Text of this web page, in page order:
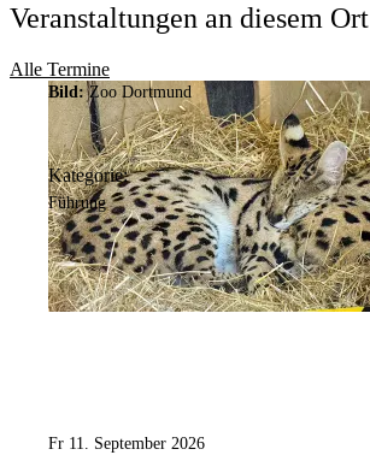
Veranstaltungen an diesem Ort
Alle Termine
Bild: Zoo Dortmund
Kategorie:
Führung
Fr 11. September 2026